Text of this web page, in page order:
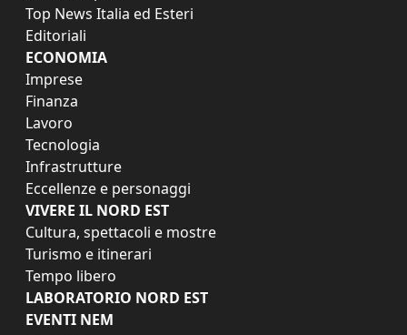
Top News Italia ed Esteri
Editoriali
ECONOMIA
Imprese
Finanza
Lavoro
Tecnologia
Infrastrutture
Eccellenze e personaggi
VIVERE IL NORD EST
Cultura, spettacoli e mostre
Turismo e itinerari
Tempo libero
LABORATORIO NORD EST
EVENTI NEM